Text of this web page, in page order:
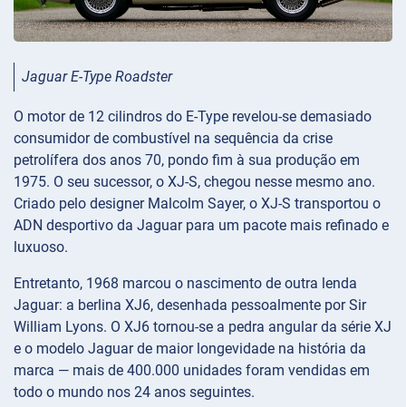
Jaguar E-Type Roadster
O motor de 12 cilindros do E-Type revelou-se demasiado
consumidor de combustível na sequência da crise
petrolífera dos anos 70, pondo fim à sua produção em
1975. O seu sucessor, o XJ-S, chegou nesse mesmo ano.
Criado pelo designer Malcolm Sayer, o XJ-S transportou o
ADN desportivo da Jaguar para um pacote mais refinado e
luxuoso.
Entretanto, 1968 marcou o nascimento de outra lenda
Jaguar: a berlina XJ6, desenhada pessoalmente por Sir
William Lyons. O XJ6 tornou-se a pedra angular da série XJ
e o modelo Jaguar de maior longevidade na história da
marca — mais de 400.000 unidades foram vendidas em
todo o mundo nos 24 anos seguintes.